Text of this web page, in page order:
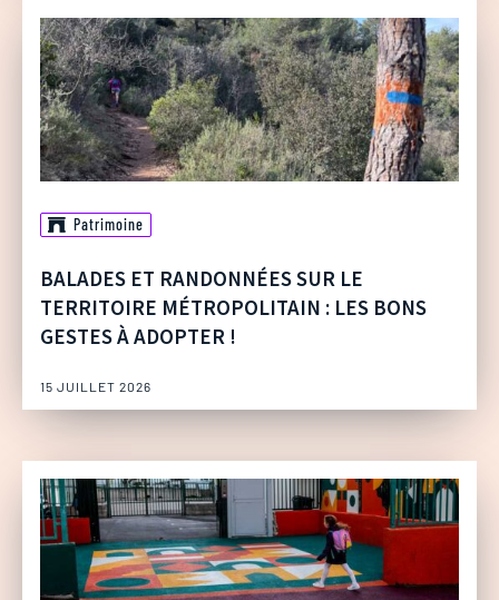
Patrimoine
BALADES ET RANDONNÉES SUR LE
TERRITOIRE MÉTROPOLITAIN : LES BONS
GESTES À ADOPTER !
15 JUILLET 2026